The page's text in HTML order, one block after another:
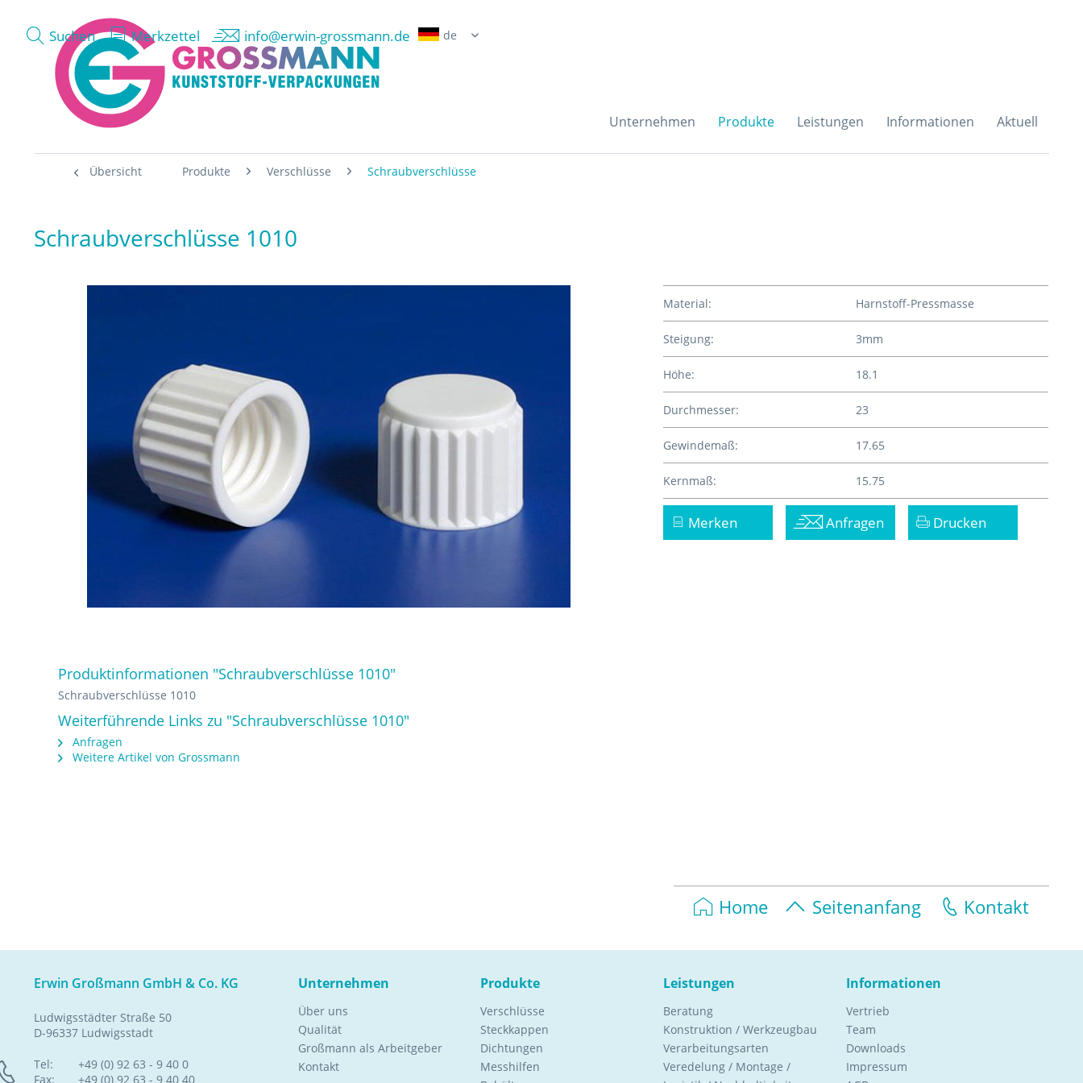
Suchen Merkzettel info@erwin-grossmann.de
Unternehmen Produkte Leistungen Informationen Aktuell
Übersicht Produkte Verschlüsse Schraubverschlüsse
Schraubverschlüsse 1010
Produktinformationen "Schraubverschlüsse 1010"
Schraubverschlüsse 1010
Weiterführende Links zu "Schraubverschlüsse 1010"
Anfragen
Weitere Artikel von Grossmann
Material: Harnstoff-Pressmasse
Steigung: 3mm
Höhe: 18.1
Durchmesser: 23
Gewindemaß: 17.65
Kernmaß: 15.75
Merken Anfragen Drucken
Home Seitenanfang Kontakt
Erwin Großmann GmbH & Co. KG
Ludwigsstädter Straße 50
D-96337 Ludwigsstadt
Tel:
Fax:
+49 (0) 92 63 - 9 40 0
+49 (0) 92 63 - 9 40 40
Unternehmen
Über uns
Qualität
Großmann als Arbeitgeber
Kontakt
Produkte
Verschlüsse
Steckkappen
Dichtungen
Messhilfen
Leistungen
Beratung
Konstruktion / Werkzeugbau
Verarbeitungsarten
Veredelung / Montage /
Informationen
Vertrieb
Team
Downloads
Impressum